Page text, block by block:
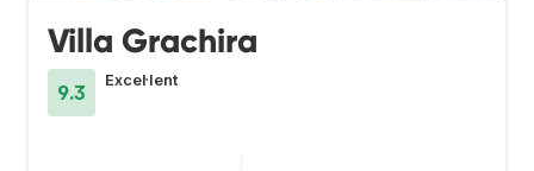
Villa Grachira
9.3
Excel·lent